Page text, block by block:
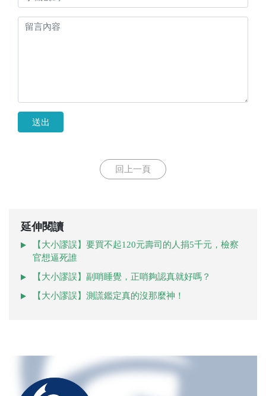
送出
回上一頁
延伸閱讀
【大小謬誤】要買不起120元壽司的人捐5千元，檢察
官想逼死誰
【大小謬誤】副哨睡覺，正哨夠認真就好嗎？
【大小謬誤】測謊鑑定真的沒那麼神！